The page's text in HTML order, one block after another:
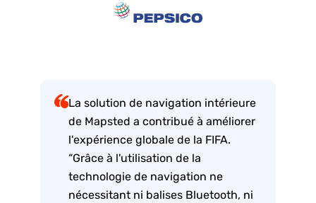
La solution de navigation intérieure
de Mapsted a contribué à améliorer
l'expérience globale de la FIFA.
“Grâce à l'utilisation de la
technologie de navigation ne
nécessitant ni balises Bluetooth, ni